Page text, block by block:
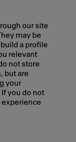
our site
may be
a profile
relevant
not store
but are
your
you do not